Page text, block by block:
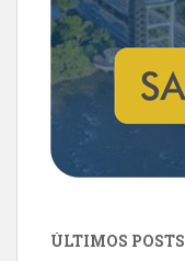
ÚLTIMOS POSTS